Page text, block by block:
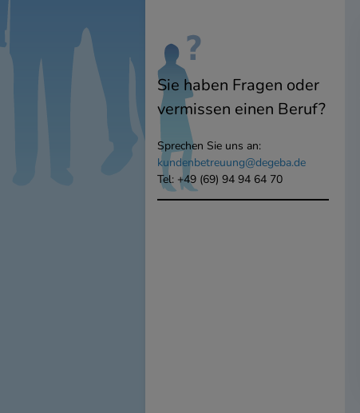
Sie haben Fragen oder
vermissen einen Beruf?
Sprechen Sie uns an:
kundenbetreuung@degeba.de
Tel: +49 (69) 94 94 64 70